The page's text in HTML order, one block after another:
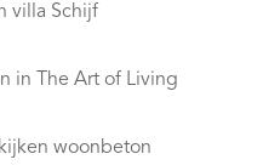
villa Schijf
in The Art of Living
woonbeton